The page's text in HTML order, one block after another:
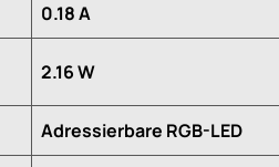
0.18 A
2.16 W
Adressierbare RGB-LED